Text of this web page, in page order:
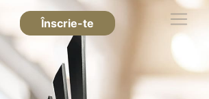
Înscrie-te